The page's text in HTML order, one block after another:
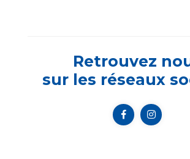
Retrouvez
sur les réseaux